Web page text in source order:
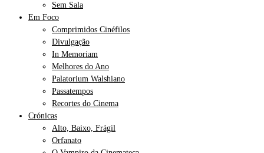
Sem Sala
Em Foco
Comprimidos Cinéfilos
Divulgação
In Memoriam
Melhores do Ano
Palatorium Walshiano
Passatempos
Recortes do Cinema
Crónicas
Alto, Baixo, Frágil
Orfanato